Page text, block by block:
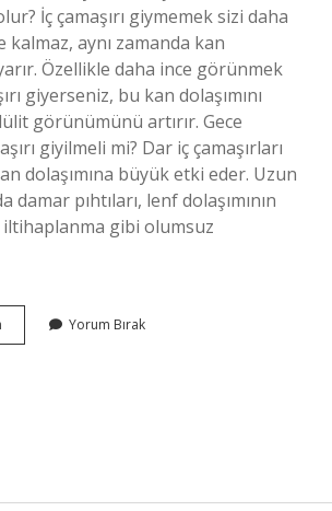
İç çamaşırı giymemek sizi daha
aynı zamanda kan
Özellikle daha ince görünmek
giyerseniz, bu kan dolaşımını
görünümünü artırır. Gece
giyilmeli mi? Dar iç çamaşırları
dolaşımına büyük etki eder. Uzun
damar pıhtıları, lenf dolaşımının
iltihaplanma gibi olumsuz
Giymemek
Yorum Bırak